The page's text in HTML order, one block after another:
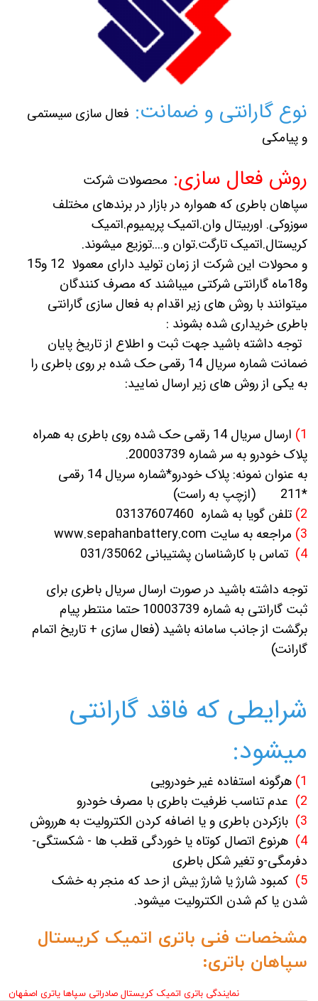
نوع گارانتی و ضمانت: فعال سازی سیستمی
و پیامکی
روش فعال سازی: محصولات شرکت
سپاهان باطری که همواره در بازار در برندهای مختلف
سوزوکی. اوربیتال وان.اتمیک پریمیوم.اتمیک
کریستال.اتمیک تارگت.توان و....توزیع میشوند.
و محولات این شرکت از زمان تولید دارای معمولا 12 و15
و18ماه گارانتی شرکتی میباشند که مصرف کنندگان
میتوانند با روش های زیر اقدام به فعال سازی گارانتی
باطری خریداری شده بشوند :
توجه داشته باشید جهت ثبت و اطلاع از تاریخ پایان
ضمانت شماره سریال 14 رقمی حک شده بر روی باطری را
به یکی از روش های زیر ارسال نمایید:
1)
ارسال سریال 14 رقمی حک شده روی باطری به همراه
پلاک خودرو به سر شماره 20003739.
به عنوان نمونه: پلاک خودرو*شماره سریال 14 رقمی
*211 (ازچپ به راست)
2) تلفن گویا به شماره 03137607460
3) مراجعه به سایت www.sepahanbattery.com
4)
تماس با کارشناسان پشتیبانی 031/35062
توجه داشته باشید در صورت ارسال سریال باطری برای
ثبت گارانتی به شماره 10003739 حتما منتطر پیام
برگشت از جانب سامانه باشید (فعال سازی + تاریخ اتمام
گارانت)
شرایطی که فاقد گارانتی
میشود:
1) هرگونه استفاده غیر خودرویی
2)
عدم تناسب ظرفیت باطری با مصرف خودرو
3)
بازکردن باطری و یا اضافه کردن الکترولیت به هرروش
4)
هرنوع اتصال کوتاه یا خوردگی قطب ها - شکستگی-
دفرمگی-و تغیر شکل باطری
5)
کمبود شارژ یا شارژ بیش از حد که منجر به خشک
شدن یا کم شدن الکترولیت میشود.
مشخصات فنی باتری اتمیک کریستال
سپاهان باتری:
نمایندگی باتری اتمیک کریستال صادراتی سپاها یاتری اصفهان